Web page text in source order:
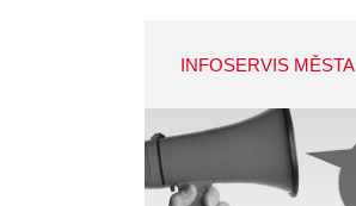
INFOSERVIS MĚSTA